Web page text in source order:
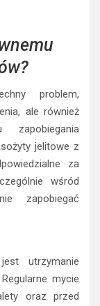
problem,
ale również
jelitowe z
za
wśród
zapobiegać
utrzymanie
mycie
oraz przed